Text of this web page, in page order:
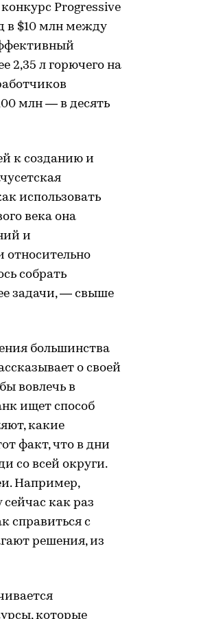
Progressive
в $10 млн между
2,35 л горючего на
млн — в десять
к созданию и
использовать
века она
и
относительно
собрать
задачи, — свыше
большинства
о своей
вовлечь в
ищет способ
какие
факт, что в дни
со всей округи.
Например,
как раз
справиться с
решения, из
которые